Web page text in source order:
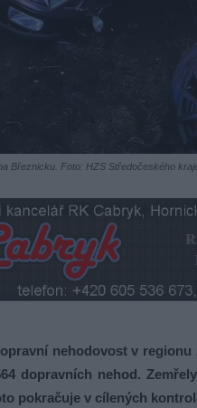
Březnicku. Foto: HZS Středočeského
nehodovost v
dopravních nehod.
pokračuje v cílených